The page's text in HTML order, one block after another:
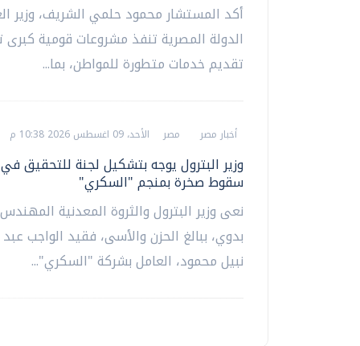
أكد المستشار محمود حلمي الشريف، وزير
الدولة المصرية تنفذ مشروعات قومية
تقديم خدمات متطورة للمواطن، بما...
أخبار مصر مصر الأحد، 09 اغسطس 2026 10:38 م
وزير البترول يوجه بتشكيل لجنة للتحقيق
سقوط صخرة بمنجم "السكري"
نعى وزير البترول والثروة المعدنية
بدوي، ببالغ الحزن والأسى، فقيد الواجب
نبيل محمود، العامل بشركة "السكري"...